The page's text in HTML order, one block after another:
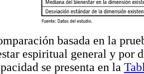
basada en la
espiritual general y por
se presenta en la